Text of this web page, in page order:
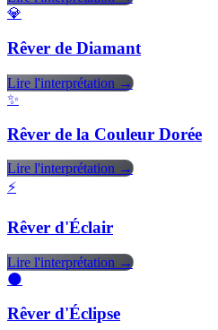
💎
Rêver de Diamant
Lire l'interprétation →
✨
Rêver de la Couleur Dorée
Lire l'interprétation →
⚡
Rêver d'Éclair
Lire l'interprétation →
🌑
Rêver d'Éclipse